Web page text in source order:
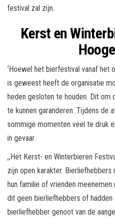
festival zal zijn.
Kerst en
‘Hoewel het bierfestival vanaf het
is geweest heeft de organisatie
heden gesloten te houden. Dit om
te kunnen garanderen. Tijdens de
sommige momenten veel te druk
in gevaar.
,,Het Kerst- en Winterbieren
zijn open karakter.
hun familie of vrienden meenemen
dit geen bierliefhebbers of
bierliefhebber genoot van de